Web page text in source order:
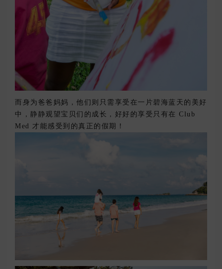
而身为爸爸妈妈，他们则只需 享 受 在一片碧海蓝天的美好
中， 静静 观望宝贝们的成长，好好的享受只有在 Club
Med 才能感受到的真正的假期！